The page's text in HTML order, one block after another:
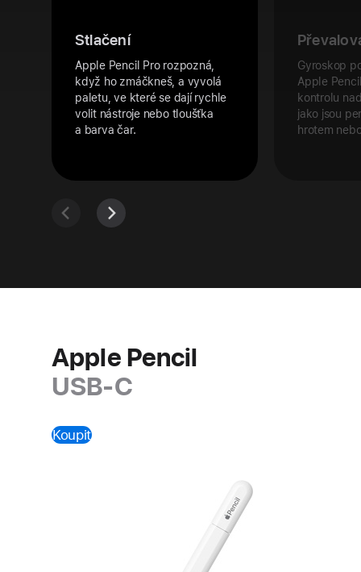
Stlačení
Apple Pencil Pro rozpozná,
když ho zmáčkneš, a vyvolá
paletu, ve které se dají rychle
volit nástroje nebo tloušťka
a barva čar.
Gyroskop
Apple
kontrolu
jako jsou
hrotem
Apple Pencil
USB‑C
Koupit